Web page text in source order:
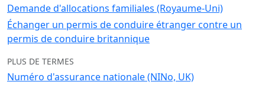
Demande d'allocations familiales (Royaume-Uni)
Échanger un permis de conduire étranger contre un
permis de conduire britannique
PLUS DE TERMES
Numéro d'assurance nationale (NINo, UK)